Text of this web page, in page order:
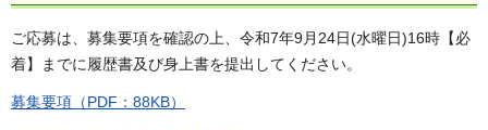
ご応募は、募集要項を確認の上、令和7年9月24日(水曜日)16時【必
着】までに履歴書及び身上書を提出してください。
募集要項（PDF：88KB）